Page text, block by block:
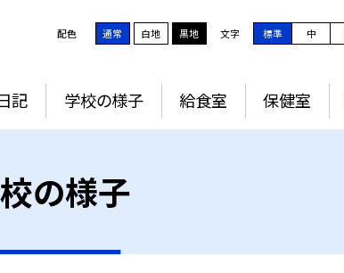
配色 通常 白地 黒地 文字 標準 中
記 学校の様子 給食室 保健室
の様子